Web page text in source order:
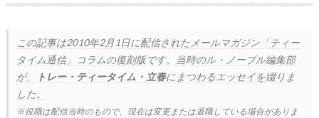
この記事は2010年2月1日に配信されたメールマガジン「ティー
タイム通信」コラムの復刻版です。当時のル・ノーブル編集部
が、
トレー・ティータイム・立春にまつわるエッセイを綴りま
した。
※役職は配信当時のもので、現在は変更または退職している場合がありま